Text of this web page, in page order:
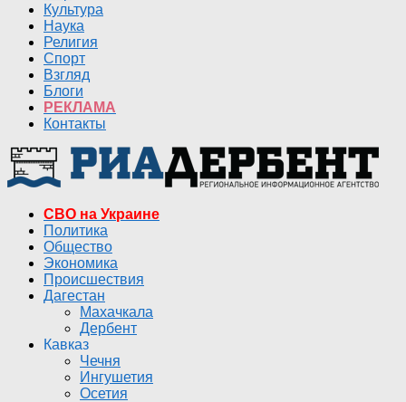
Культура
Наука
Религия
Спорт
Взгляд
Блоги
РЕКЛАМА
Контакты
СВО на Украине
Политика
Общество
Экономика
Происшествия
Дагестан
Махачкала
Дербент
Кавказ
Чечня
Ингушетия
Осетия